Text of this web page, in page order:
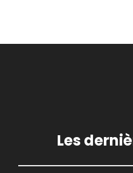
Les